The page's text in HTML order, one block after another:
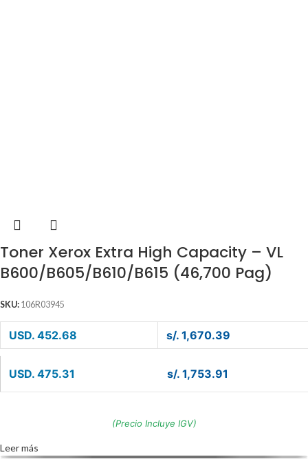
Toner Xerox Extra High Capacity – VL
B600/B605/B610/B615 (46,700 Pag)
SKU: 106R03945
USD. 452.68 s/. 1,670.39
USD. 475.31 s/. 1,753.91
(Precio Incluye IGV)
Leer más